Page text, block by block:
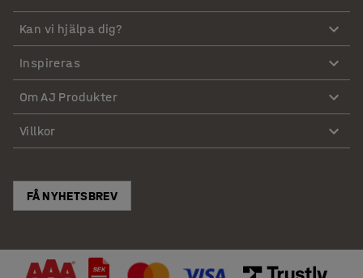
Kan vi hjälpa dig?
Inspireras
Om AJ Produkter
Villkor
FÅ NYHETSBREV